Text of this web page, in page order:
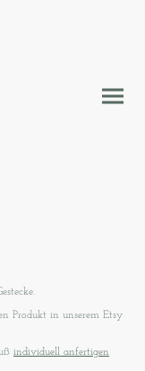
Produkt in unserem Etsy
individuell anfertigen